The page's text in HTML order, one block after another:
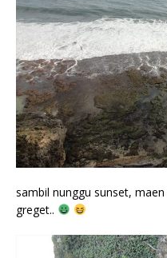
sambil nunggu sunset,
greget..